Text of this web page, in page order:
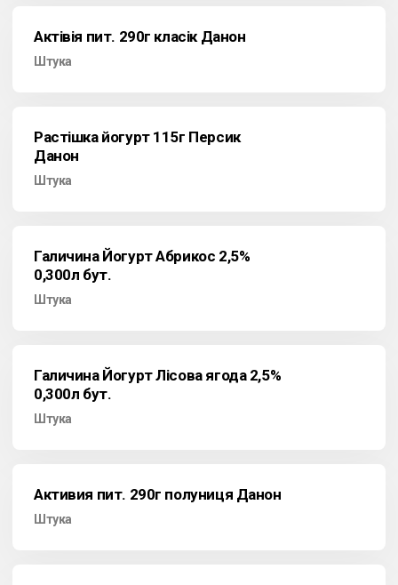
Актівія пит. 290г класік Данон
Штука
Растішка йогурт 115г Персик
Данон
Штука
Галичина Йогурт Абрикос 2,5%
0,300л бут.
Штука
Галичина Йогурт Лісова ягода 2,5%
0,300л бут.
Штука
Активия пит. 290г полуниця Данон
Штука